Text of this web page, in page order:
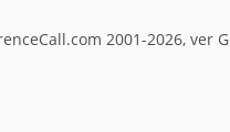
2001-2026, ver G